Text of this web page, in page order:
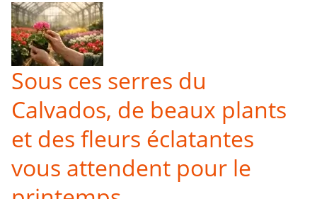
Sous ces serres du
Calvados, de beaux plants
et des fleurs éclatantes
vous attendent pour le